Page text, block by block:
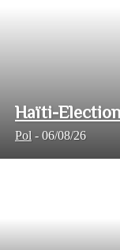
Haïti-
Pol - 06/08/26